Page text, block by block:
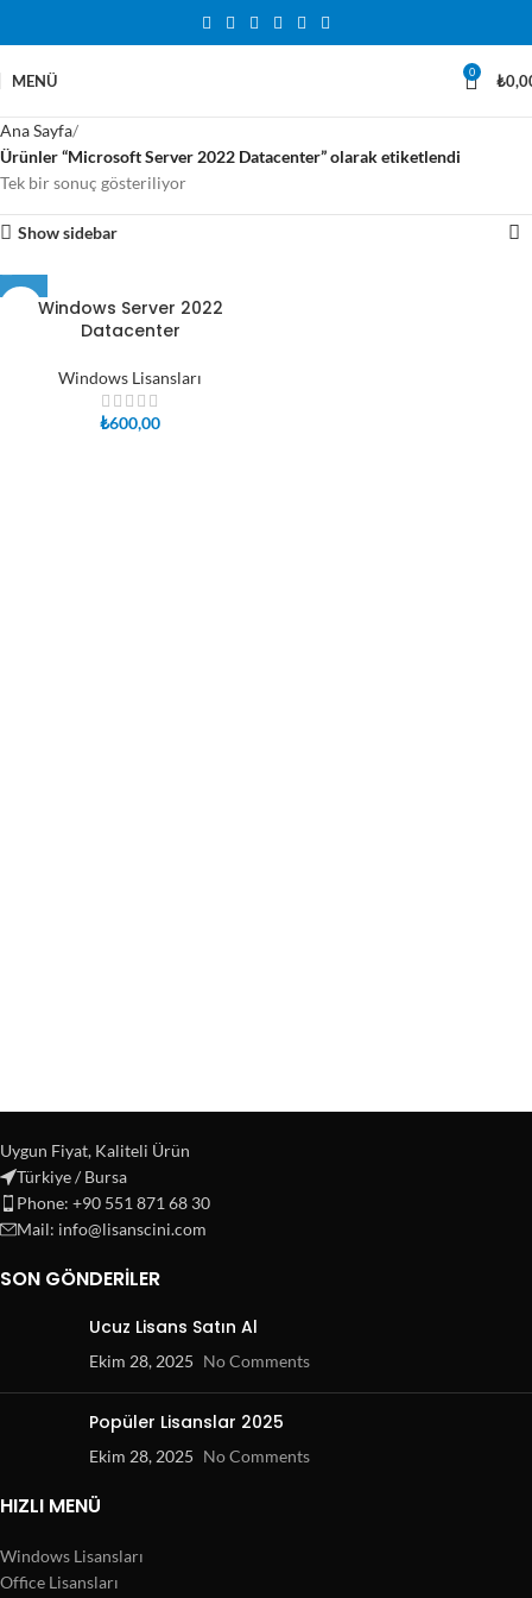
MENÜ 0 ₺
Ana Sayfa
Ürünler “Microsoft Server 2022 Datacenter” olarak etiketlendi
Tek bir sonuç gösteriliyor
Show sidebar
Windows Server 2022
Datacenter
Windows Lisansları
₺600,00
Uygun Fiyat, Kaliteli Ürün
Türkiye / Bursa
Phone: +90 551 871 68 30
Mail: info@lisanscini.com
SON GÖNDERILER
Ucuz Lisans Satın Al
Ekim 28, 2025 No Comments
Popüler Lisanslar 2025
Ekim 28, 2025 No Comments
HIZLI MENÜ
Windows Lisansları
Office Lisansları